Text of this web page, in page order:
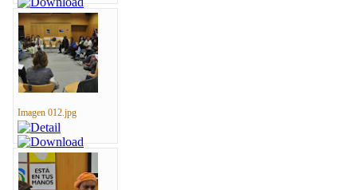
Imagen 012.jpg